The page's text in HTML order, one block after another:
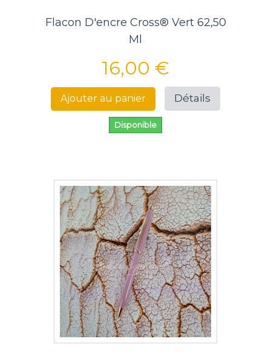
Flacon D'encre Cross® Vert 62,50
Ml
16,00 €
Ajouter au panier Détails
Disponible